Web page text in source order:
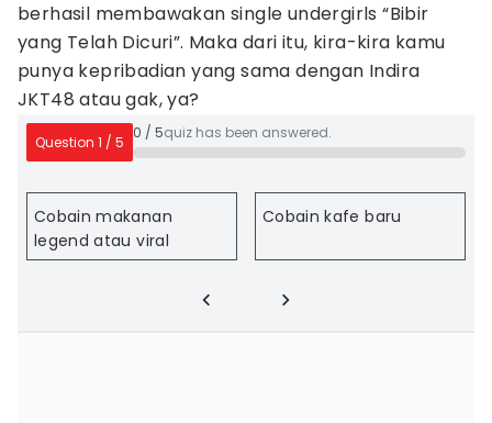
berhasil membawakan single undergirls “Bibir
yang Telah Dicuri”. Maka dari itu, kira-kira kamu
punya kepribadian yang sama dengan Indira
JKT48 atau gak, ya?
Question 1 / 5
0 / 5quiz has been answered.
Cobain makanan
legend atau viral
Cobain kafe baru